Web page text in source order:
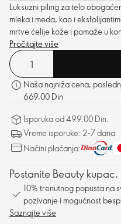
Luksuzni piling za telo
mleka i meda, kao i
mrtve ćelije kože i pomaže u
glatkom, mekom, elastičnom i
Pročitajte više
Naša najniža cena,
669,00 Din
Isporuka od 499,00 Din.
Vreme isporuke: 2-7 dana
Načini plaćanja:
Postanite Beauty
10% trenutnog popusta na
pozivanje i mogućnost
Saznajte više